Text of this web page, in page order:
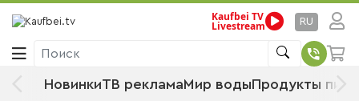
Kaufbei TV
Livestream RU
Поиск
НовинкиТВ рекламаМир водыПродукты
Стартовая страница
Готовые блюда и консервы
Деликатесы и антипасти
Деликатесы и антипасти